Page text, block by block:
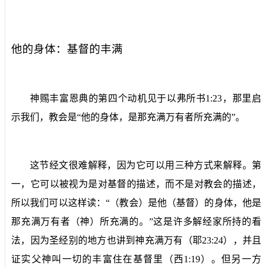
他的身体：基督的丰满
神赐丰富恩典的第四个动机见于以弗所书1:23，那里启
示我们，教会是“他的身体，是那充满万有者所充满的”。
这节经文很难解释，因为它可以用三种方式来解释。第
一，它可以被视为是对基督的描述，而不是对教会的描述，
所以我们可以这样读：“（教会）是他（基督）的身体，他是
那充满万有者（神）所充满的。”这是许多解经家所持的看
法，因为圣经别的地方也讲到神充满万有（耶23:24），并且
证实父神叫一切的丰富住在基督里（西1:19）。但另一方